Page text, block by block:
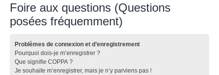
Foire aux questions (Questions
posées fréquemment)
Problèmes de connexion et d’enregistrement
Pourquoi dois-je m’enregistrer ?
Que signifie COPPA ?
Je souhaite m’enregistrer, mais je n’y parviens pas !